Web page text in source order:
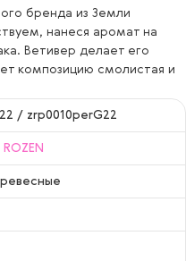
бренда из Земли
нанеся аромат на
Ветивер делает его
композицию смолистая и
/ zrp0010perG22
ROZEN